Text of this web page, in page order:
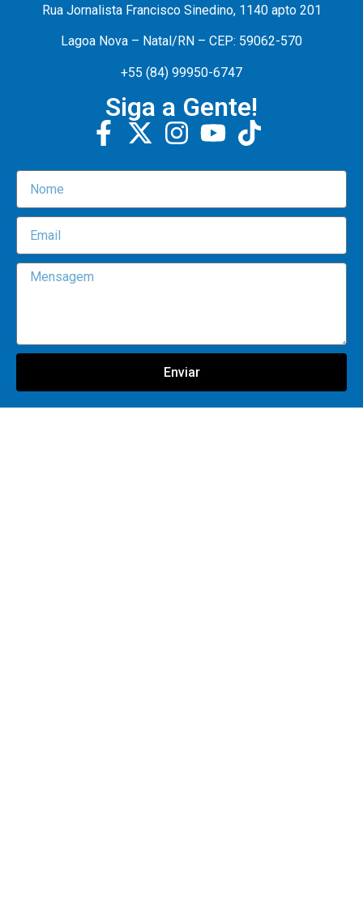
Rua Jornalista Francisco Sinedino, 1140 apto 201
Lagoa Nova – Natal/RN – CEP: 59062-570
+55 (84) 99950-6747
Siga a Gente!
Enviar